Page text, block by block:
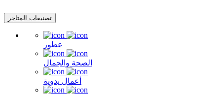
تصنيفات المتاجر
عطور
الصحة والجمال
أعمال يدوية